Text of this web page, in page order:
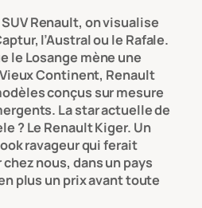
Renault, on visualise
l’Austral ou le Rafale.
le Losange mène une
Continent, Renault
conçus sur mesure
La star actuelle de
? Le Renault Kiger. Un
ravageur qui ferait
nous, dans un pays
plus un prix avant toute